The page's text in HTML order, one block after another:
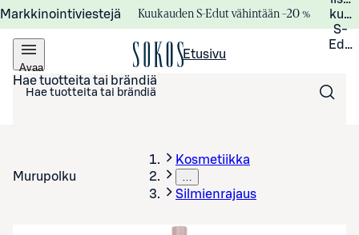
Markkinointiviestejä Kuukauden S-Edut vähintään –20 %
S-
Avaa
valikko
Etusivu
Hae tuotteita tai brändiä
Murupolku
Kosmetiikka
…
Silmienrajaus